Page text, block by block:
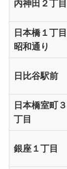
内神田２丁目
日本橋１丁目
昭和通り
日比谷駅前
日本橋室町３
丁目
銀座１丁目